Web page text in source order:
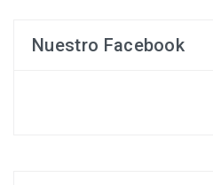
Nuestro Facebook